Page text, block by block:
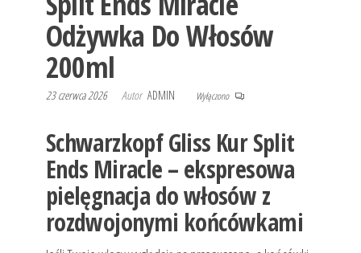
Odżywka Do Włosów
200ml
23 czerwca 2026 Autor ADMIN Wyłączono
Schwarzkopf Gliss Kur Split
Ends Miracle – ekspresowa
pielęgnacja do włosów z
rozdwojonymi końcówkami